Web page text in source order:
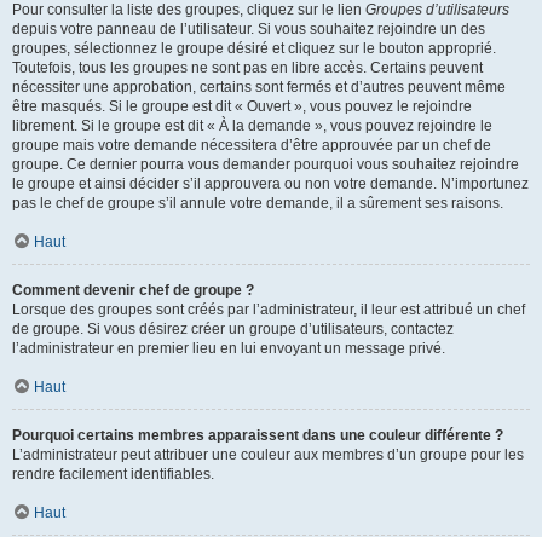
Pour consulter la liste des groupes, cliquez sur le lien Groupes d’utilisateurs
depuis votre panneau de l’utilisateur. Si vous souhaitez rejoindre un des
groupes, sélectionnez le groupe désiré et cliquez sur le bouton approprié.
Toutefois, tous les groupes ne sont pas en libre accès. Certains peuvent
nécessiter une approbation, certains sont fermés et d’autres peuvent même
être masqués. Si le groupe est dit « Ouvert », vous pouvez le rejoindre
librement. Si le groupe est dit « À la demande », vous pouvez rejoindre le
groupe mais votre demande nécessitera d’être approuvée par un chef de
groupe. Ce dernier pourra vous demander pourquoi vous souhaitez rejoindre
le groupe et ainsi décider s’il approuvera ou non votre demande. N’importunez
pas le chef de groupe s’il annule votre demande, il a sûrement ses raisons.
Haut
Comment devenir chef de groupe ?
Lorsque des groupes sont créés par l’administrateur, il leur est attribué un chef
de groupe. Si vous désirez créer un groupe d’utilisateurs, contactez
l’administrateur en premier lieu en lui envoyant un message privé.
Haut
Pourquoi certains membres apparaissent dans une couleur différente ?
L’administrateur peut attribuer une couleur aux membres d’un groupe pour les
rendre facilement identifiables.
Haut